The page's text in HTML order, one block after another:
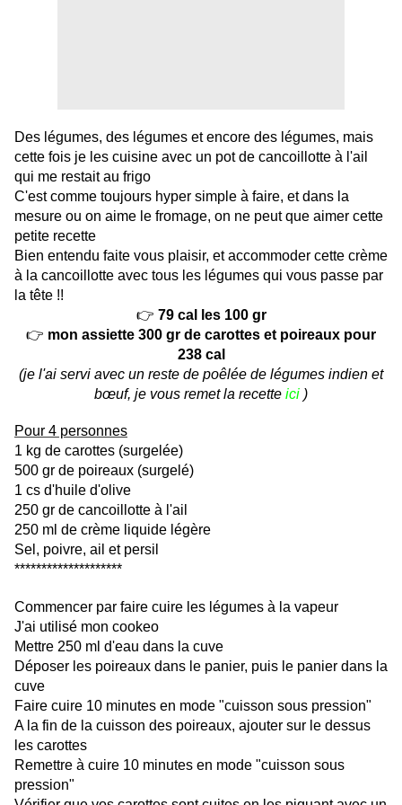
Des légumes, des légumes et encore des légumes, mais
cette fois je les cuisine avec un pot de cancoillotte à l'ail
qui me restait au frigo
C'est comme toujours hyper simple à faire, et dans la
mesure ou on aime le fromage, on ne peut que aimer cette
petite recette
Bien entendu faite vous plaisir, et accommoder cette crème
à la cancoillotte avec tous les légumes qui vous passe par
la tête !!
👉 79 cal les 100 gr
👉 mon assiette 300 gr de carottes et poireaux pour
238 cal
(je l'ai servi avec un reste de poêlée de légumes indien et
bœuf, je vous remet la recette ici )
Pour 4 personnes
1 kg de carottes (surgelée)
500 gr de poireaux (surgelé)
1 cs d'huile d'olive
250 gr de cancoillotte à l'ail
250 ml de crème liquide légère
Sel, poivre, ail et persil
********************
Commencer par faire cuire les légumes à la vapeur
J'ai utilisé mon cookeo
Mettre 250 ml d'eau dans la cuve
Déposer les poireaux dans le panier, puis le panier dans la
cuve
Faire cuire 10 minutes en mode "cuisson sous pression"
A la fin de la cuisson des poireaux, ajouter sur le dessus
les carottes
Remettre à cuire 10 minutes en mode "cuisson sous
pression"